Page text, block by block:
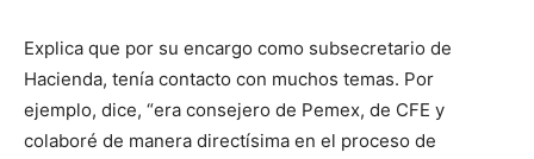
Explica que por su encargo como subsecretario de
Hacienda, tenía contacto con muchos temas. Por
ejemplo, dice, “era consejero de Pemex, de CFE y
colaboré de manera directísima en el proceso de